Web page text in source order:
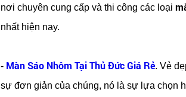
nơi chuyên cung cấp và thi công các loại
nhất hiện nay.
- Màn Sáo Nhôm Tại Thủ Đức Giá Rẻ. Vẻ
sự đơn giản của chúng, nó là sự lựa chọn